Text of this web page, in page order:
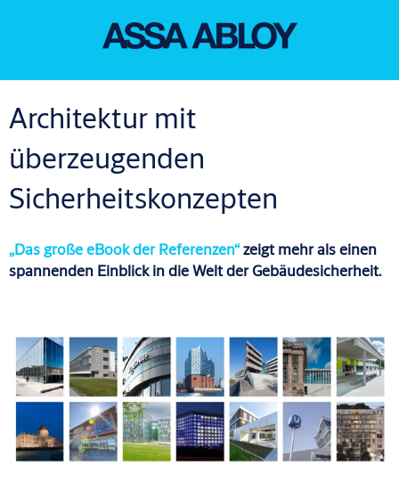
Architektur mit
überzeugenden
Sicherheitskonzepten
„Das große eBook der Referenzen“zeigt mehr als einen
spannenden Einblick in die Welt der Gebäudesicherheit.